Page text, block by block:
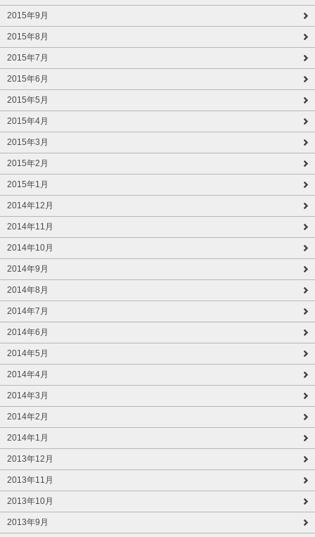
2015年9月
2015年8月
2015年7月
2015年6月
2015年5月
2015年4月
2015年3月
2015年2月
2015年1月
2014年12月
2014年11月
2014年10月
2014年9月
2014年8月
2014年7月
2014年6月
2014年5月
2014年4月
2014年3月
2014年2月
2014年1月
2013年12月
2013年11月
2013年10月
2013年9月